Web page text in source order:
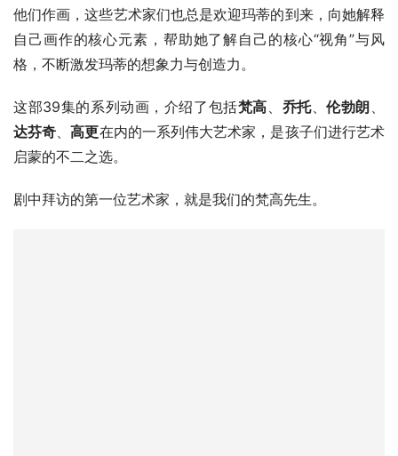
他们作画，这些艺术家们也总是欢迎玛蒂的到来，向她解释
自己画作的核心元素，帮助她了解自己的核心“视角”与风
格，不断激发玛蒂的想象力与创造力。
这部39集的系列动画，介绍了包括梵高、 乔托、伦勃朗 、
达芬奇、高更在内的一系列伟大艺术家，是孩子们进行艺术
启蒙的不二之选。
剧中拜访的第一位艺术家，就是我们的梵高先生。